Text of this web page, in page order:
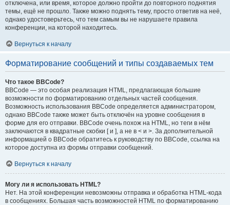
отключена, или время, которое должно пройти до повторного поднятия
темы, ещё не прошло. Также можно поднять тему, просто ответив на неё,
однако удостоверьтесь, что тем самым вы не нарушаете правила
конференции, на которой находитесь.
Вернуться к началу
Форматирование сообщений и типы создаваемых тем
Что такое BBCode?
BBCode — это особая реализация HTML, предлагающая большие
возможности по форматированию отдельных частей сообщения.
Возможность использования BBCode определяется администратором,
однако BBCode также может быть отключён на уровне сообщения в
форме для его отправки. BBCode очень похож на HTML, но теги в нём
заключаются в квадратные скобки [ и ], а не в < и >. За дополнительной
информацией о BBCode обратитесь к руководству по BBCode, ссылка на
которое доступна из формы отправки сообщений.
Вернуться к началу
Могу ли я использовать HTML?
Нет. На этой конференции невозможны отправка и обработка HTML-кода
в сообщениях. Большая часть возможностей HTML по форматированию